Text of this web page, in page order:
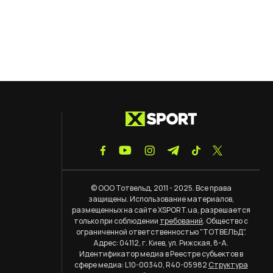
© ООО Тотвельд, 2011 - 2025. Все права
защищены. Использование материалов,
размещенных на сайте XSPORT.ua, разрешается
только при соблюдении требований. Общество с
ограниченной ответственностью "ТОТВЕЛЬД".
Адрес: 04112, г. Киев, ул. Рижская, 8-А.
Идентификатор медиа в Реестре субъектов в
сфере медиа: L10-00340, R40-05982Структура